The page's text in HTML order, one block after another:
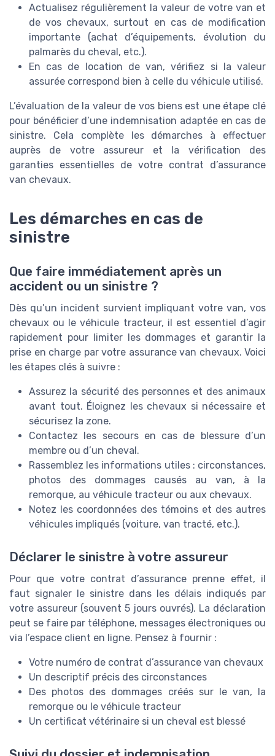
Actualisez régulièrement la valeur de votre van et
de vos chevaux, surtout en cas de modification
importante (achat d’équipements, évolution du
palmarès du cheval, etc.).
En cas de location de van, vérifiez si la valeur
assurée correspond bien à celle du véhicule utilisé.
L’évaluation de la valeur de vos biens est une étape clé
pour bénéficier d’une indemnisation adaptée en cas de
sinistre. Cela complète les démarches à effectuer
auprès de votre assureur et la vérification des
garanties essentielles de votre contrat d’assurance
van chevaux.
Les démarches en cas de
sinistre
Que faire immédiatement après un
accident ou un sinistre ?
Dès qu’un incident survient impliquant votre van, vos
chevaux ou le véhicule tracteur, il est essentiel d’agir
rapidement pour limiter les dommages et garantir la
prise en charge par votre assurance van chevaux. Voici
les étapes clés à suivre :
Assurez la sécurité des personnes et des animaux
avant tout. Éloignez les chevaux si nécessaire et
sécurisez la zone.
Contactez les secours en cas de blessure d’un
membre ou d’un cheval.
Rassemblez les informations utiles : circonstances,
photos des dommages causés au van, à la
remorque, au véhicule tracteur ou aux chevaux.
Notez les coordonnées des témoins et des autres
véhicules impliqués (voiture, van tracté, etc.).
Déclarer le sinistre à votre assureur
Pour que votre contrat d’assurance prenne effet, il
faut signaler le sinistre dans les délais indiqués par
votre assureur (souvent 5 jours ouvrés). La déclaration
peut se faire par téléphone, messages électroniques ou
via l’espace client en ligne. Pensez à fournir :
Votre numéro de contrat d’assurance van chevaux
Un descriptif précis des circonstances
Des photos des dommages créés sur le van, la
remorque ou le véhicule tracteur
Un certificat vétérinaire si un cheval est blessé